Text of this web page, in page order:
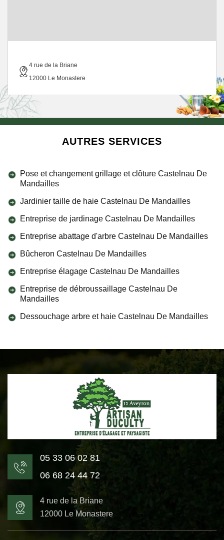
4 rue de la Briane
12000 Le Monastere
AUTRES SERVICES
Pose et changement grillage et clôture Castelnau De
Mandailles
Jardinier taille de haie Castelnau De Mandailles
Entreprise de jardinage Castelnau De Mandailles
Entreprise abattage d'arbre Castelnau De Mandailles
Bûcheron Castelnau De Mandailles
Entreprise élagage Castelnau De Mandailles
Entreprise de débroussaillage Castelnau De
Mandailles
Dessouchage arbre et haie Castelnau De Mandailles
05 33 06 02 81
06 68 24 44 72
4 rue de la Briane
12000 Le Monastere